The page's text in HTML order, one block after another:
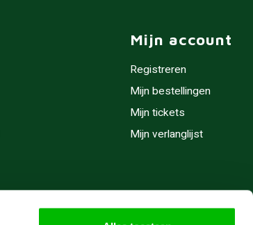
Mijn account
Registreren
Mijn bestellingen
Mijn tickets
Mijn verlanglijst